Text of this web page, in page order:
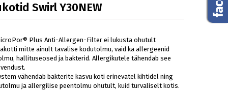
Swirl Y30NEW
Plus Anti-Allergen-Filter ei lukusta ohutult
mitte ainult tavalise kodutolmu, vaid ka allergeenid
hallituseosed ja bakterid. Allergikutele tähendab see
vähendab bakterite kasvu koti erinevatel kihtidel ning
ja allergilise peentolmu ohutult, kuid turvaliselt kotis.